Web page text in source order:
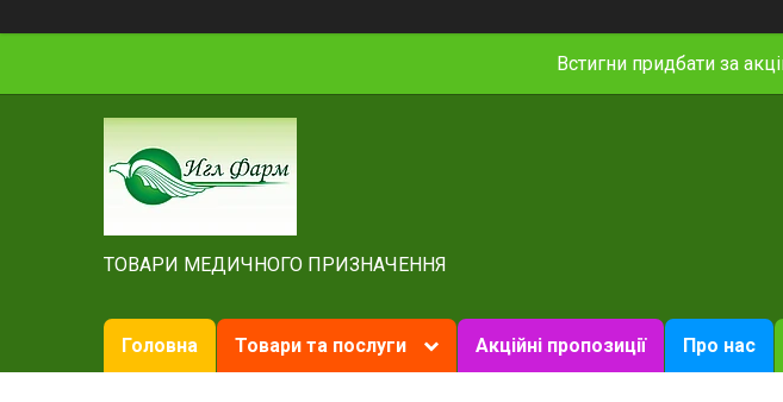
Встигни придбати за
ТОВАРИ МЕДИЧНОГО ПРИЗНАЧЕННЯ
Головна Товари та послуги Акційні пропозиції Про нас